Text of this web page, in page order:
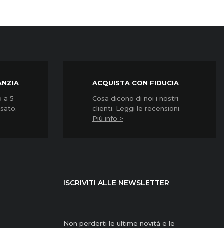
a 5
ACQUISTA CON FIDUCIA
Cosa dicono di noi i nostri
clienti. Leggi le recensioni.
Più info >
ISCRIVITI ALLE NEWSLETTER
Non perderti le ultime novità e le